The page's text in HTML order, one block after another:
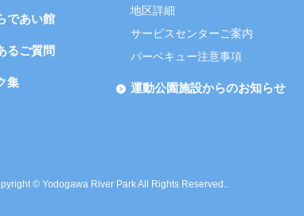
であい館
るご質問
集
地区詳細
サービスセンターご案内
バーベキュー注意事項
運動公園施設からのお知らせ
© Yodogawa River Park All Rights Reserved..